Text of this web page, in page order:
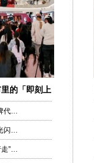
的「即刻上
Silky Miracle 宣布宋茜出任全球品牌代言人
明月镜片：从巴黎到上海，国货之光闪耀国际秀场
BIRKENSTOCK (勃肯) 推出“自然行走”全新企划